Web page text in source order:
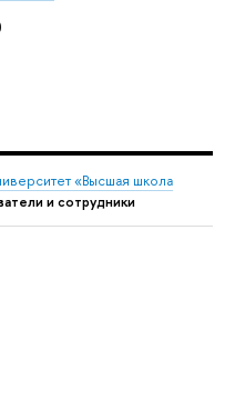
«Высшая школа
и сотрудники